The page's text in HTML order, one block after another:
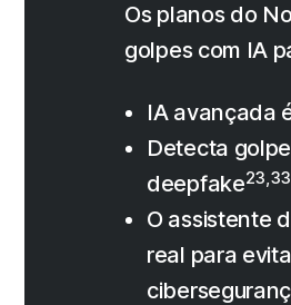
Os planos do
golpes com IA
IA avançada
Detecta
deepfake23,33
O assistente
real para